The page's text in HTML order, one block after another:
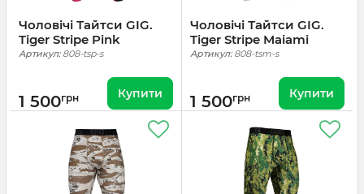
Чоловічі Тайтси GIG.
Tiger Stripe Pink
Артикул:808-tsp-s
1 500грн Купити
Чоловічі Тайтси GIG.
Tiger Stripe Maiami
Артикул:808-tsm-s
1 500грн Купити